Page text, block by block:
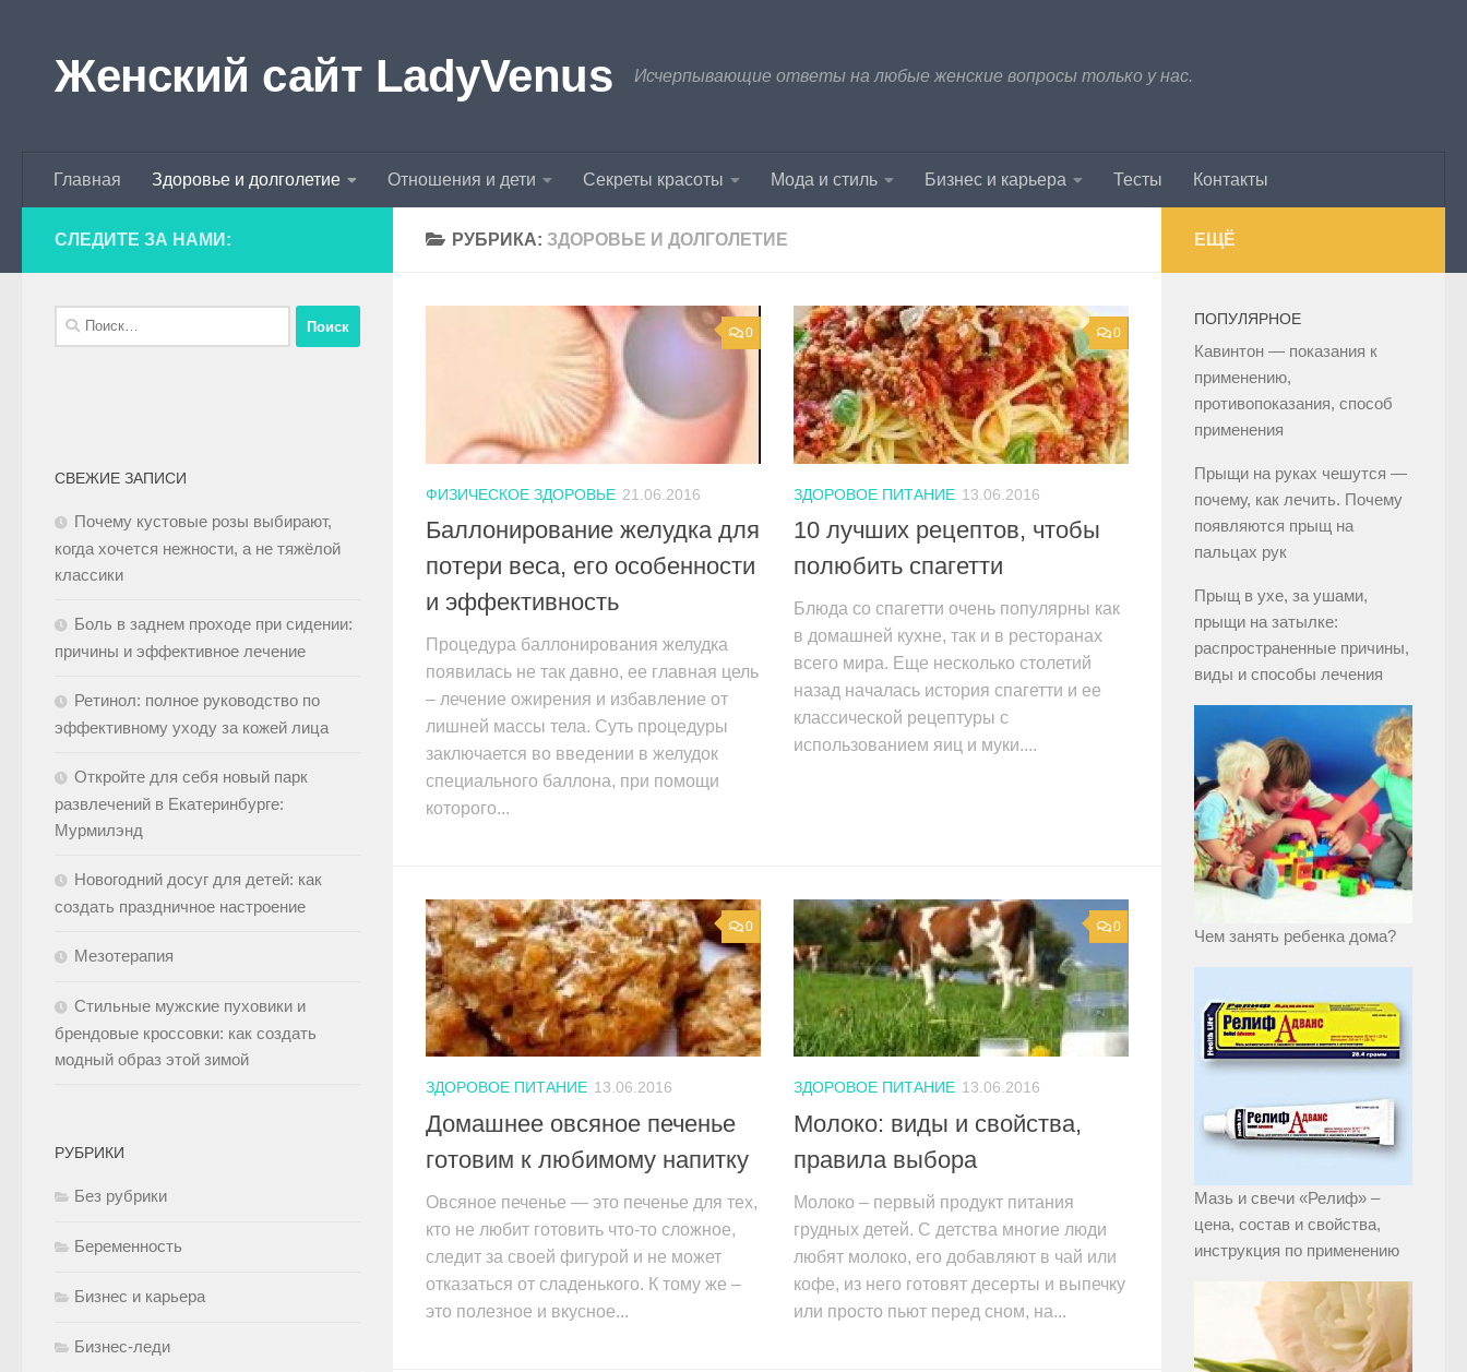
Женский сайт LadyVenus Исчерпывающие ответы на любые женские вопросы только у нас.
Главная Здоровье и долголетие Отношения и дети Секреты красоты Мода и стиль Бизнес и карьера Тесты Контакты
РУБРИКА: ЗДОРОВЬЕ И ДОЛГОЛЕТИЕ
0
ФИЗИЧЕСКОЕ ЗДОРОВЬЕ 21.06.2016
Баллонирование желудка для
потери веса, его особенности
и эффективность
Процедура баллонирования желудка
появилась не так давно, ее главная цель
– лечение ожирения и избавление от
лишней массы тела. Суть процедуры
заключается во введении в желудок
специального баллона, при помощи
которого...
0
ЗДОРОВОЕ ПИТАНИЕ 13.06.2016
10 лучших рецептов, чтобы
полюбить спагетти
Блюда со спагетти очень популярны как
в домашней кухне, так и в ресторанах
всего мира. Еще несколько столетий
назад началась история спагетти и ее
классической рецептуры с
использованием яиц и муки....
0
ЗДОРОВОЕ ПИТАНИЕ 13.06.2016
Домашнее овсяное печенье
готовим к любимому напитку
Овсяное печенье — это печенье для тех,
кто не любит готовить что-то сложное,
следит за своей фигурой и не может
отказаться от сладенького. К тому же –
это полезное и вкусное...
0
ЗДОРОВОЕ ПИТАНИЕ 13.06.2016
Молоко: виды и свойства,
правила выбора
Молоко – первый продукт питания
грудных детей. С детства многие люди
любят молоко, его добавляют в чай или
кофе, из него готовят десерты и выпечку
или просто пьют перед сном, на...
СЛЕДИТЕ ЗА НАМИ:
СВЕЖИЕ ЗАПИСИ
Почему кустовые розы выбирают,
когда хочется нежности, а не тяжёлой
классики
Боль в заднем проходе при сидении:
причины и эффективное лечение
Ретинол: полное руководство по
эффективному уходу за кожей лица
Откройте для себя новый парк
развлечений в Екатеринбурге:
Мурмилэнд
Новогодний досуг для детей: как
создать праздничное настроение
Мезотерапия
Стильные мужские пуховики и
брендовые кроссовки: как создать
модный образ этой зимой
РУБРИКИ
Без рубрики
Беременность
Бизнес и карьера
Бизнес-леди
ЕЩЁ
ПОПУЛЯРНОЕ
Кавинтон — показания к
применению,
противопоказания, способ
применения
Прыщи на руках чешутся —
почему, как лечить. Почему
появляются прыщ на
пальцах рук
Прыщ в ухе, за ушами,
прыщи на затылке:
распространенные причины,
виды и способы лечения
Чем занять ребенка дома?
Мазь и свечи «Релиф» –
цена, состав и свойства,
инструкция по применению